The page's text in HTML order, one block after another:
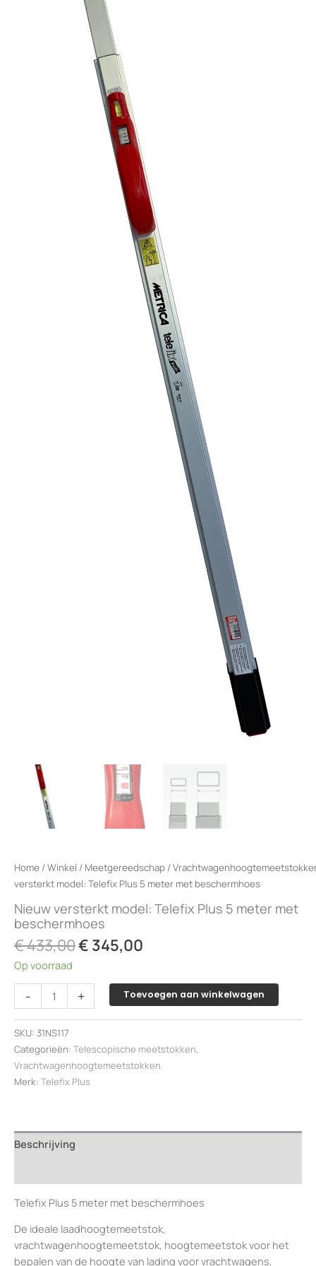
Home /Winkel / Meetgereedschap /
versterkt model: Telefix Plus 5 meter met beschermhoes
Nieuw versterkt model: Telefix Plus 5 meter met
beschermhoes
€433,00Oorspronkelijke
€ 433,00.
€ 345,00
€ 345,00.
Op voorraad
-
versterkt
model:
Telefix
Plus
5
meter
aantal
+ Toevoegen aan winkelwagen
SKU: 31NS117
Categorieën: Telescopische meetstokken,
Vrachtwagenhoogtemeetstokken
Merk: Telefix Plus
Beschrijving
Telefix Plus 5 meter met beschermhoes
De ideale laadhoogtemeetstok,
vrachtwagenhoogtemeetstok, hoogtemeetstok voor het
bepalen van de hoogte van lading voor vrachtwagens,